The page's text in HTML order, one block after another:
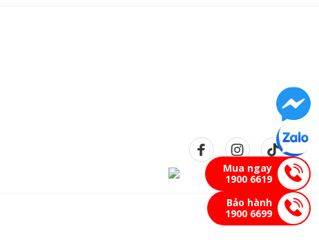
Mua ngay
1900 6619
Bảo hành
1900 6699